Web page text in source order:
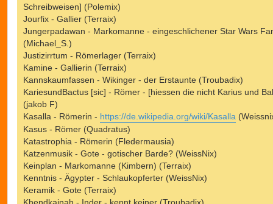
Schreibweisen] (Polemix)
Jourfix - Gallier (Terraix)
Jungerpadawan - Markomanne - eingeschlichener Star Wars
(Michael_S.)
Justizirrtum - Römerlager (Terraix)
Kamine - Gallierin (Terraix)
Kannskaumfassen - Wikinger - der Erstaunte (Troubadix)
KariesundBactus [sic] - Römer - [hiessen die nicht Karius und
(jakob F)
Kasalla - Römerin - https://de.wikipedia.org/wiki/Kasalla
Kasus - Römer (Quadratus)
Katastrophia - Römerin (Fledermausia)
Katzenmusik - Gote - gotischer Barde? (WeissNix)
Keinplan - Markomanne (Kimbern) (Terraix)
Kenntnis - Ägypter - Schlaukopferter (WeissNix)
Keramik - Gote (Terraix)
Khendkainah - Inder - kennt keiner (Troubadix)